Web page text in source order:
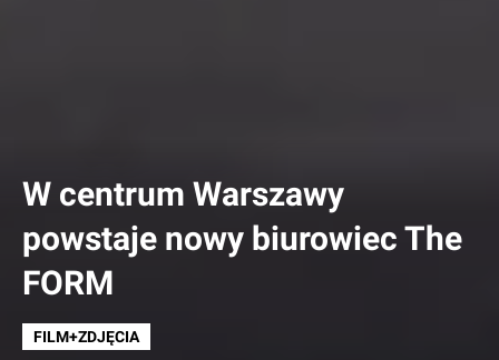
W centrum Warszawy
powstaje nowy biurowiec The
FORM
FILM+ZDJĘCIA